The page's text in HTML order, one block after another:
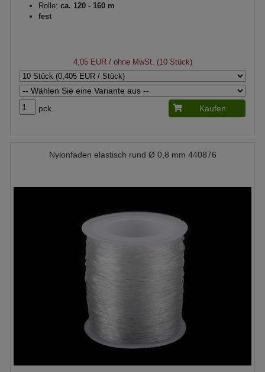
Rolle: ca. 120 - 160 m
fest
4,05 EUR/ ohne MwSt. (10 Stück)
pck. Kaufen
Nylonfaden elastisch rund Ø 0,8 mm 440876